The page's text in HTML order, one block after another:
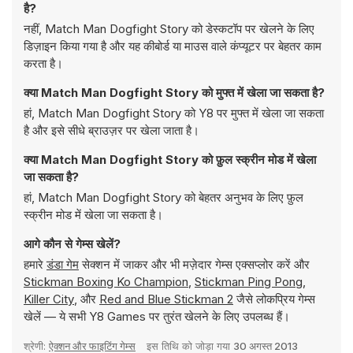
है?
नहीं, Match Man Dogfight Story को डेस्कटॉप पर खेलने के लिए
डिज़ाइन किया गया है और यह कीबोर्ड या माउस वाले कंप्यूटर पर बेहतर काम
करता है।
क्या Match Man Dogfight Story को मुफ्त में खेला जा सकता है?
हां, Match Man Dogfight Story को Y8 पर मुफ्त में खेला जा सकता
है और इसे सीधे ब्राउज़र पर खेला जाता है।
क्या Match Man Dogfight Story को फ़ुल स्क्रीन मोड में खेला
जा सकता है?
हां, Match Man Dogfight Story को बेहतर अनुभव के लिए फ़ुल
स्क्रीन मोड में खेला जा सकता है।
आगे कौन से गेम्स खेलें?
हमारेडंडा गेमसेक्शन में जाकर और भी मज़ेदार गेम्स एक्सप्लोर करें और
Stickman Boxing Ko Champion, Stickman Ping Pong,
Killer City, और Red and Blue Stickman 2 जैसे लोकप्रिय गेम्स
खेलें — ये सभी Y8 Games पर तुरंत खेलने के लिए उपलब्ध हैं।
श्रेणी: ऐक्शन और फाइटिंग गेम्स इस तिथि को जोड़ा गया 30 अगस्त 2013